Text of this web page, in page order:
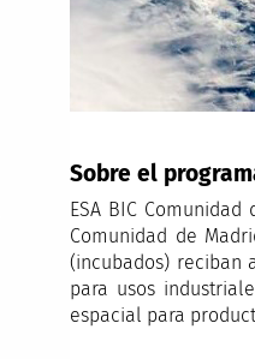
Sobre el
ESA BIC
Comunidad de
(incubados) reciban
para usos
espacial para